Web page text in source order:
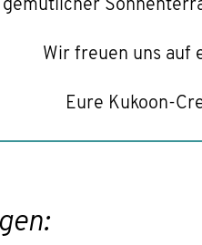
Wir freuen uns auf
Eure Kukoon-